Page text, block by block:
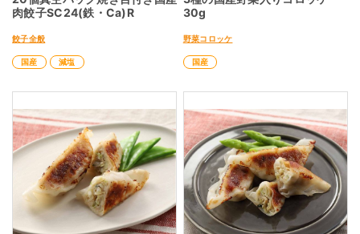
肉餃子SC24(鉄・Ca)R
餃子全般
国産 減塩
30g
野菜コロッケ
国産